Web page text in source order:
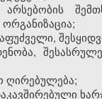
ორგანიზაცია;
ღირებულება;